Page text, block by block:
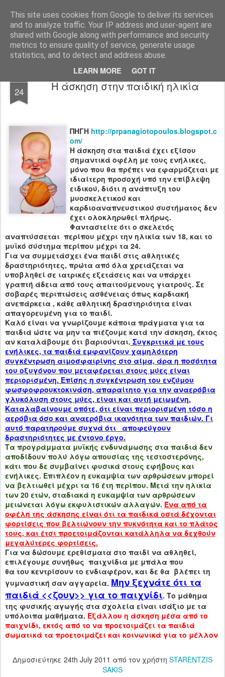
This site uses cookies from Google to deliver its services
and to analyze traffic. Your IP address and user-agent are
shared with Google along with performance and security
metrics to ensure quality of service, generate usage
statistics, and to detect and address abuse.
LEARN MORE GOT IT
All About Basketball Coaching Πάθος ,ομαδικότητα , μαχητικότητα , αντίληψη... με μια λέξη MΠΑΣΚΕΤ... .!!! Αγάπη μεγάλη που κρύβει πολλά μυστικά ...
24 Η άσκηση στην παιδική ηλικία
ΠΗΓΗ http://prpanagiotopoulos.blogspot.c
om/
Η άσκηση στα παιδιά έχει εξίσου
σημαντικά οφέλη με τους ενήλικες,
μόνο που θα πρέπει να εφαρμόζεται με
ιδιαίτερη προσοχή υπό την επίβλεψη
ειδικού, διότι η ανάπτυξη του
μυοσκελετικού και
καρδιοαναπνευστικού συστήματος δεν
έχει ολοκληρωθεί πλήρως.
Φανταστείτε ότι ο σκελετός
αναπτύσσεται περίπου μέχρι την ηλικία των 18, και το
μυϊκό σύστημα περίπου μέχρι τα 24.
Για να συμμετάσχει ένα παιδί στις αθλητικές
δραστηριότητες, πρώτα από όλα χρειάζεται να
υποβληθεί σε ιατρικές εξετάσεις και να υπάρχει
γραπτή άδεια από τους απαιτούμενους γιατρούς. Σε
σοβαρές περιπτώσεις ασθένειας όπως καρδιακή
ανεπάρκεια , κάθε αθλητική δραστηριότητα είναι
απαγορευμένη για το παιδί.
Καλό είναι να γνωρίζουμε κάποια πράγματα για τα
παιδιά ώστε να μην τα πιέζουμε κατά την άσκηση, έκτος
αν καταλάβουμε ότι βαριούνται. Συγκριτικά με τους
ενήλικες, τα παιδιά εμφανίζουν χαμηλότερη
συγκέντρωση αιμοσφαιρίνης στο αίμα, άρα η ποσότητα
του οξυγόνου που μεταφέρεται στους μύες είναι
περιορισμένη. Επίσης η συγκέντρωση του ενζύμου
φωσφοφρουκτοκινάση, απαραίτητο για την αναερόβια
γλυκόλυση στους μύες, είναι και αυτή μειωμένη.
Καταλαβαίνουμε οπότε, ότι είναι περιορισμένη τόσο η
αερόβια όσο και αναερόβια ικανότητα των παιδιών. Γι
αυτό παρατηρούμε συχνά ότι αποφεύγουν
δραστηριότητες με έντονο έργο.
Τα προγράμματα μυϊκής ενδυνάμωσης στα παιδιά δεν
αποδίδουν πολύ λόγω απουσίας της τεστοστερόνης,
κάτι που δε συμβαίνει φυσικά στους εφήβους και
ενήλικες. Επιπλέον η ευκαμψία των αρθρώσεων μπορεί
να βελτιωθεί μέχρι τα 16 έτη περίπου. Μετά την ηλικία
των 20 ετών, σταδιακά η ευκαμψία των αρθρώσεων
μειώνεται λόγω εκφυλιστικών αλλαγών. Ένα από τα
οφέλη της άσκησης είναι ότι τα παιδικά οστά δέχονται
φορτίσεις που βελτιώνουν την πυκνότητα και το πλάτος
τους, και έτσι προετοιμάζονται κατάλληλα να δεχθούν
μεγαλύτερες φορτίσεις.
Για να δώσουμε ερεθίσματα στο παιδί να αθληθεί,
επιλέγουμε συνήθως παιχνίδια με μπάλα που
θα του κεντρίσουν το ενδιαφέρον, και δε θα βλέπει τη
γυμναστική σαν αγγαρεία. Μην ξεχνάτε ότι τα
παιδιά <<ζουν>> για το παιχνίδι. Το μάθημα
της φυσικής αγωγής στα σχολεία είναι ισάξιο με τα
υπόλοιπα μαθήματα. Εξάλλου η άσκηση μέσα από το
παιχνίδι, εκτός από το να προετοιμάζει τα παιδιά
σωματικά τα προετοιμάζει και κοινωνικά για το μέλλον
Δημοσιεύτηκε 24th July 2011 από τον χρήστη STARENTZIS
SAKIS